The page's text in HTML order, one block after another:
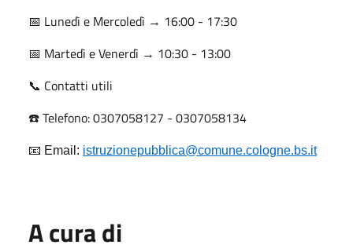
📅 Lunedì e Mercoledì → 16:00 - 17:30
📅 Martedì e Venerdì → 10:30 - 13:00
📞 Contatti utili
☎️ Telefono: 0307058127 - 0307058134
📧 Email: istruzionepubblica@comune.cologne.bs.it
A cura di